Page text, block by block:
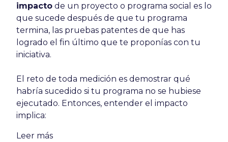
impacto de un proyecto o programa social es lo
que sucede después de que tu programa
termina, las pruebas patentes de que has
logrado el fin último que te proponías con tu
iniciativa.
El reto de toda medición es demostrar qué
habría sucedido si tu programa no se hubiese
ejecutado. Entonces, entender el impacto
implica:
Leer más